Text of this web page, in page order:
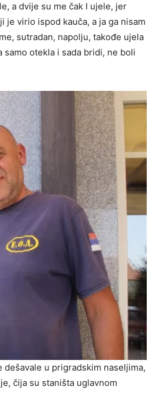
a dvije su me čak I ujele, jer
je virio ispod kauča, a ja ga nisam
sutradan, napolju, takođe ujela
otekla i sada bridi, ne boli
dešavale u prigradskim naseljima,
čija su staništa uglavnom